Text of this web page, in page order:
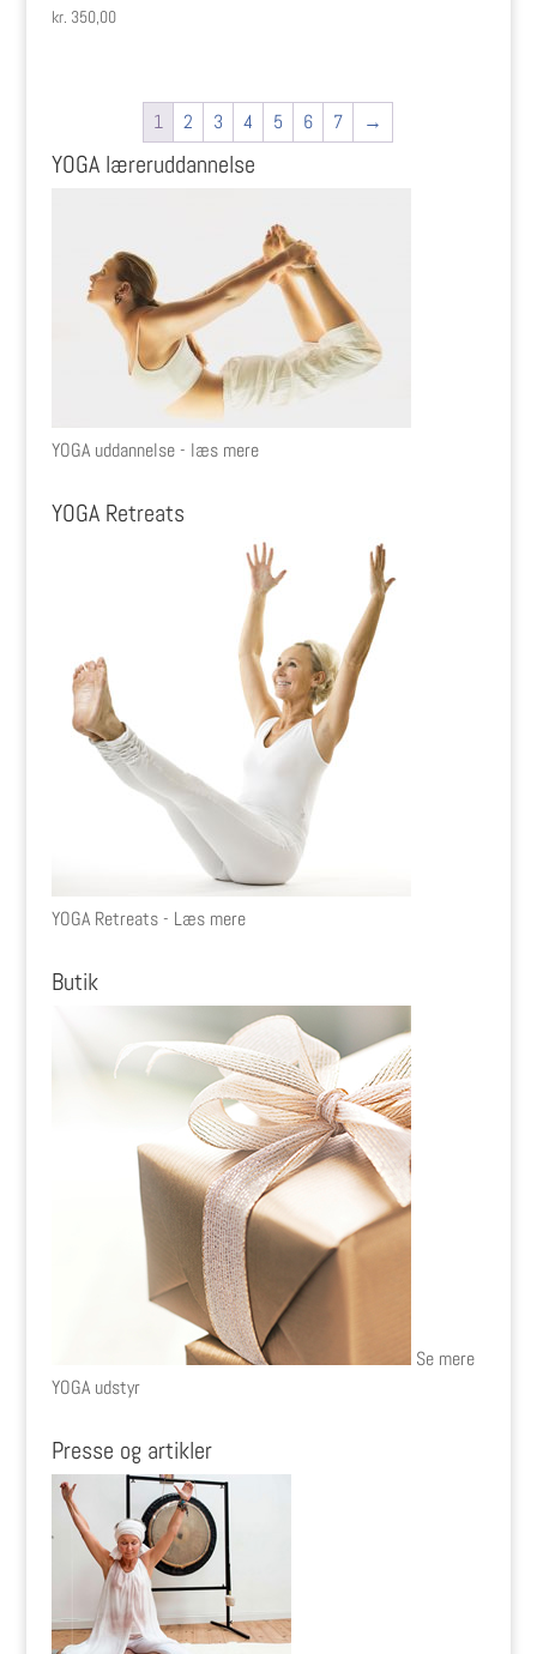
kr. 350,00
1 2 3 4 5 6 7 →
YOGA læreruddannelse
YOGA uddannelse - læs mere
YOGA Retreats
YOGA Retreats - Læs mere
Butik
Se mere
YOGA udstyr
Presse og artikler